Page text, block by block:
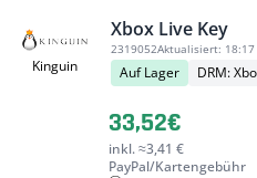
Kinguin
Xbox Live Key
2319052Aktualisiert:
Auf Lager DRM:
33,52€
inkl. ≈3,41 €
PayPal/Kartengebühr